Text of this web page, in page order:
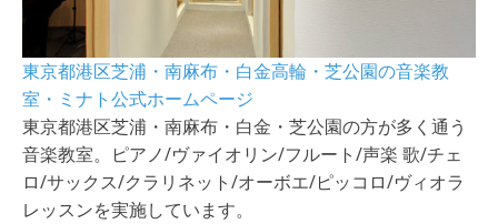
東京都港区芝浦・南麻布・白金高輪・芝公園の音楽教
室・ミナト公式ホームページ
東京都港区芝浦・南麻布・白金・芝公園の方が多く通う
音楽教室。ピアノ/ヴァイオリン/フルート/声楽 歌/チェ
ロ/サックス/クラリネット/オーボエ/ピッコロ/ヴィオラ
レッスンを実施しています。